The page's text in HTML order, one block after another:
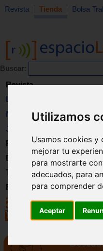
Utilizamos
Usamos cookies y
mejorar tu
para mostrarte
adecuados, para
para comprender
Aceptar
Revista Tienda Bolsa
Buscar:
Revista
Libros
Material
Juguetes
Formación
Directorio
Trabajo
Registro